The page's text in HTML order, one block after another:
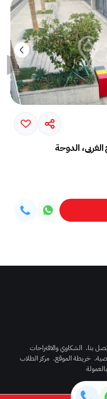
الدوحة
بنا. الشكاوي والاقتراحات
. خريطة الموقع. مركز الطلاب